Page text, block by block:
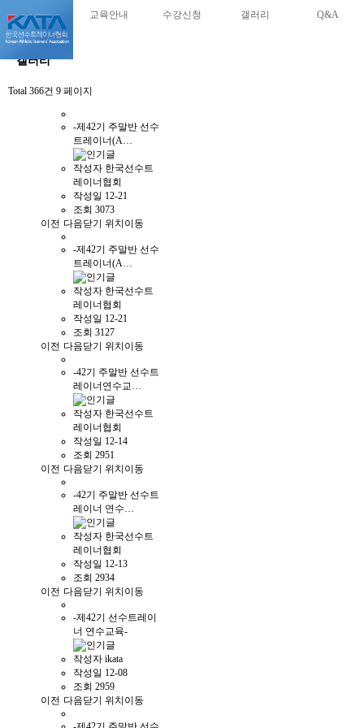
교육안내 수강신청 갤러리 Q&A
갤러리
Total 366건 9 페이지
-제42기 주말반 선수
트레이너(A…
작성자 한국선수트
레이너협회
작성일 12-21
조회 3073
이전 다음닫기 위치이동
-제42기 주말반 선수
트레이너(A…
작성자 한국선수트
레이너협회
작성일 12-21
조회 3127
이전 다음닫기 위치이동
-42기 주말반 선수트
레이너연수교…
작성자 한국선수트
레이너협회
작성일 12-14
조회 2951
이전 다음닫기 위치이동
-42기 주말반 선수트
레이너 연수…
작성자 한국선수트
레이너협회
작성일 12-13
조회 2934
이전 다음닫기 위치이동
-제42기 선수트레이
너 연수교육-
작성자 ikata
작성일 12-08
조회 2959
이전 다음닫기 위치이동